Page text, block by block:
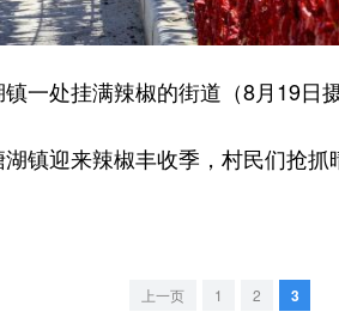
处挂满辣椒的街道（8月19日摄
迎来辣椒丰收季，村民们抢抓
上一页 1 2 3